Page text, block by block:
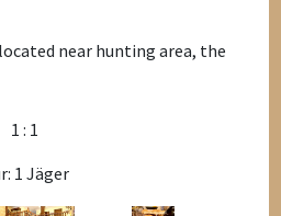
near hunting area, the
1 : 1
1 Jäger